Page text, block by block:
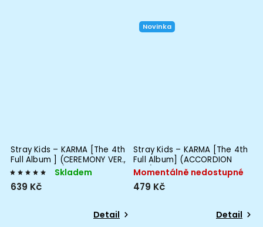
Stray Kids – KARMA [The 4th
Full Album ] (CEREMONY VER.,
HOORAY VER.)Skladem
639 Kč
Detail
Novinka
Stray Kids – KARMA [The 4th
Full Album] (ACCORDION
VER.)
Momentálně nedostupné
479 Kč
Detail